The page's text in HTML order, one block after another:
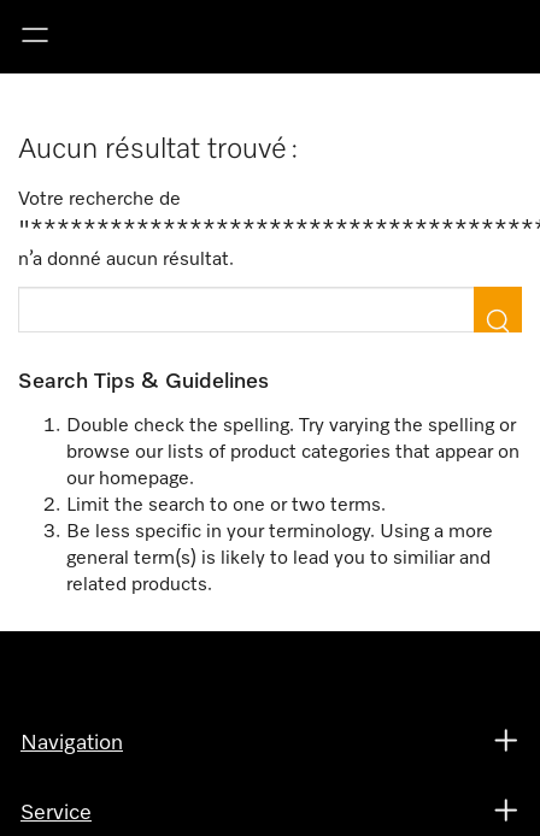
Aucun résultat trouvé :
Votre recherche de
n’a donné aucun résultat.
Search Tips & Guidelines
Double check the spelling. Try varying the spelling or
browse our lists of product categories that appear on
our homepage.
Limit the search to one or two terms.
Be less specific in your terminology. Using a more
general term(s) is likely to lead you to similiar and
related products.
Navigation
Service